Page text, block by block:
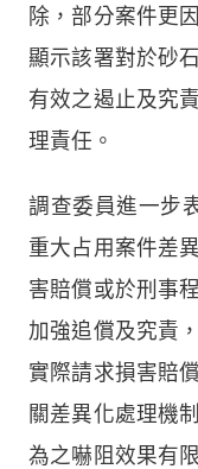
除，部分案件更
顯示該署對於砂
有效之遏止及究
理責任。
調查委員進一步
重大占用案件差
害賠償或於刑事
加強追償及究責
實際請求損害賠
關差異化處理機
為之嚇阻效果有